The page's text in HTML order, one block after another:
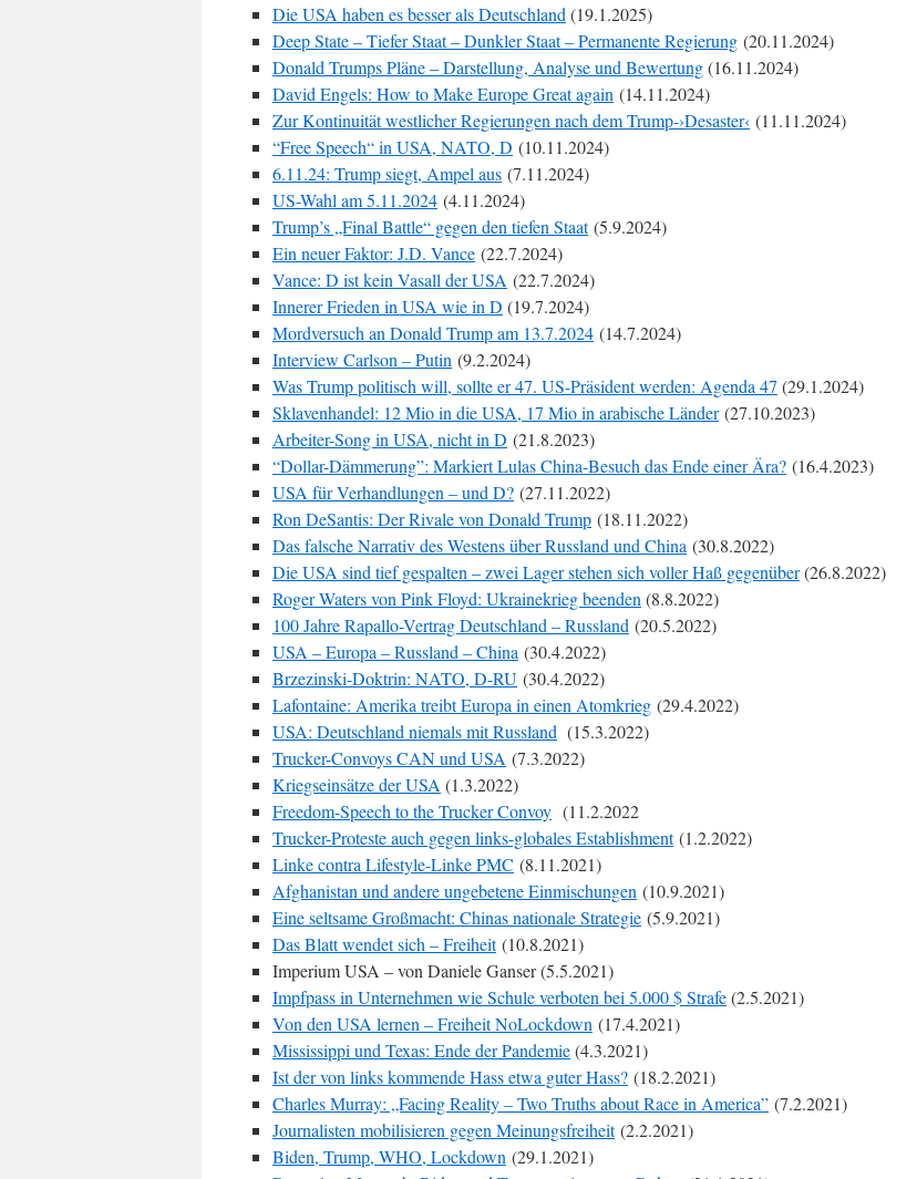
Die USA haben es besser als Deutschland (19.1.2025)
Deep State – Tiefer Staat – Dunkler Staat – Permanente Regierung (20.11.2024)
Donald Trumps Pläne – Darstellung, Analyse und Bewertung(16.11.2024)
David Engels: How to Make Europe Great again (14.11.2024)
Zur Kontinuität westlicher Regierungen nach dem Trump-›Desaster‹ (11.11.2024)
“Free Speech“ in USA, NATO, D (10.11.2024)
6.11.24: Trump siegt, Ampel aus (7.11.2024)
US-Wahl am 5.11.2024 (4.11.2024)
Trump’s „Final Battle“ gegen den tiefen Staat(5.9.2024)
Ein neuer Faktor: J.D. Vance (22.7.2024)
Vance: D ist kein Vasall der USA (22.7.2024)
Innerer Frieden in USA wie in D (19.7.2024)
Mordversuch an Donald Trump am 13.7.2024 (14.7.2024)
Interview Carlson – Putin (9.2.2024)
Was Trump politisch will, sollte er 47. US-Präsident werden: Agenda 47 (29.1.2024)
Sklavenhandel: 12 Mio in die USA, 17 Mio in arabische Länder(27.10.2023)
Arbeiter-Song in USA, nicht in D (21.8.2023)
“Dollar-Dämmerung”: Markiert Lulas China-Besuch das Ende einer Ära? (16.4.2023)
USA für Verhandlungen – und D? (27.11.2022)
Ron DeSantis: Der Rivale von Donald Trump (18.11.2022)
Das falsche Narrativ des Westens über Russland und China (30.8.2022)
Die USA sind tief gespalten – zwei Lager stehen sich voller Haß gegenüber(26.8.2022)
Roger Waters von Pink Floyd: Ukrainekrieg beenden (8.8.2022)
100 Jahre Rapallo-Vertrag Deutschland – Russland (20.5.2022)
USA – Europa – Russland – China (30.4.2022)
Brzezinski-Doktrin: NATO, D-RU (30.4.2022)
Lafontaine: Amerika treibt Europa in einen Atomkrieg (29.4.2022)
USA: Deutschland niemals mit Russland (15.3.2022)
Trucker-Convoys CAN und USA (7.3.2022)
Kriegseinsätze der USA (1.3.2022)
Freedom-Speech to the Trucker Convoy (11.2.2022
Trucker-Proteste auch gegen links-globales Establishment(1.2.2022)
Linke contra Lifestyle-Linke PMC (8.11.2021)
Afghanistan und andere ungebetene Einmischungen (10.9.2021)
Eine seltsame Großmacht: Chinas nationale Strategie (5.9.2021)
Das Blatt wendet sich – Freiheit(10.8.2021)
Imperium USA – von Daniele Ganser (5.5.2021)
Impfpass in Unternehmen wie Schule verboten bei 5.000 $ Strafe(2.5.2021)
Von den USA lernen – Freiheit NoLockdown (17.4.2021)
Mississippi und Texas: Ende der Pandemie(4.3.2021)
Ist der von links kommende Hass etwa guter Hass? (18.2.2021)
Charles Murray: „Facing Reality – Two Truths about Race in America” (7.2.2021)
Journalisten mobilisieren gegen Meinungsfreiheit(2.2.2021)
Biden, Trump, WHO, Lockdown (29.1.2021)